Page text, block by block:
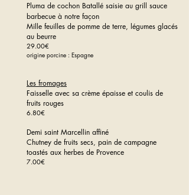
Pluma de cochon Batallé saisie au grill sauce
barbecue à notre façon
Mille feuilles de pomme de terre, légumes glacés
au beurre
29.00€
origine porcine : Espagne
Les fromages
Faisselle avec sa crème épaisse et coulis de
fruits rouges
6.80€
Demi saint Marcellin affiné
Chutney de fruits secs, pain de campagne
toastés aux herbes de Provence
7.00€